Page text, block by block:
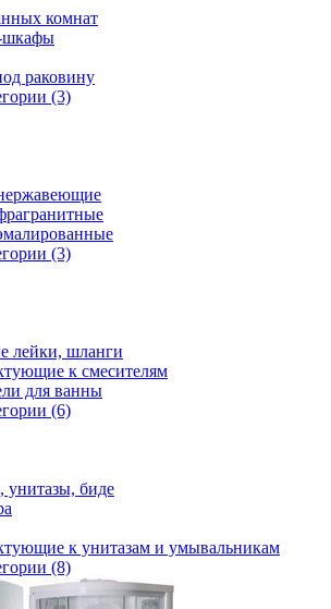
комнат
шкафы
раковину
(3)
(3)
лейки, шланги
к смесителям
для ванны
(6)
биде
к унитазам и умывальникам
(8)